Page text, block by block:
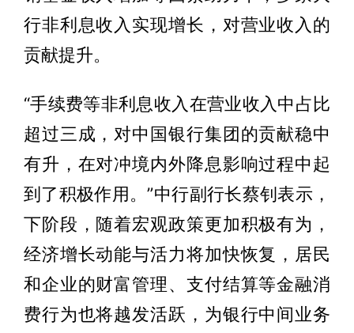
行非利息收入实现增长，对营业收入的
贡献提升。
“手续费等非利息收入在营业收入中占比
超过三成，对中国银行集团的贡献稳中
有升，在对冲境内外降息影响过程中起
到了积极作用。”中行副行长蔡钊表示，
下阶段，随着宏观政策更加积极有为，
经济增长动能与活力将加快恢复，居民
和企业的财富管理、支付结算等金融消
费行为也将越发活跃，为银行中间业务